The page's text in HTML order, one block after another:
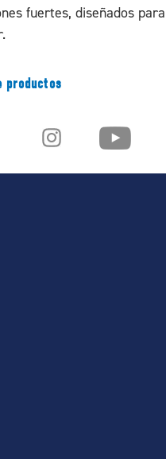
fuertes, diseñados para
productos